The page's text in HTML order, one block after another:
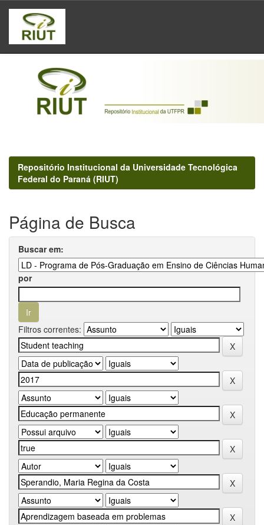
Skip
navigation
Repositório Institucional da Universidade Tecnológica
Federal do Paraná (RIUT)
Página de Busca
Buscar em:
por
Filtros correntes: